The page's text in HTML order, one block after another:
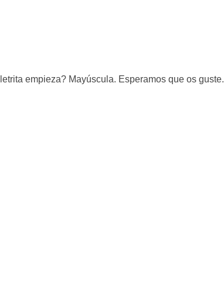
empieza? Mayúscula. Esperamos que os guste.